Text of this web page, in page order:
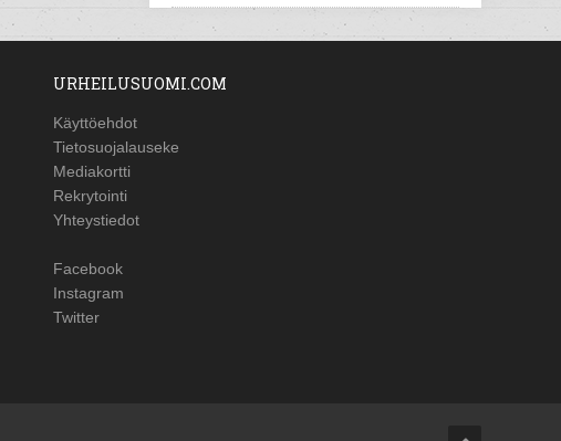
URHEILUSUOMI.COM
Käyttöehdot
Tietosuojalauseke
Mediakortti
Rekrytointi
Yhteystiedot
Facebook
Instagram
Twitter